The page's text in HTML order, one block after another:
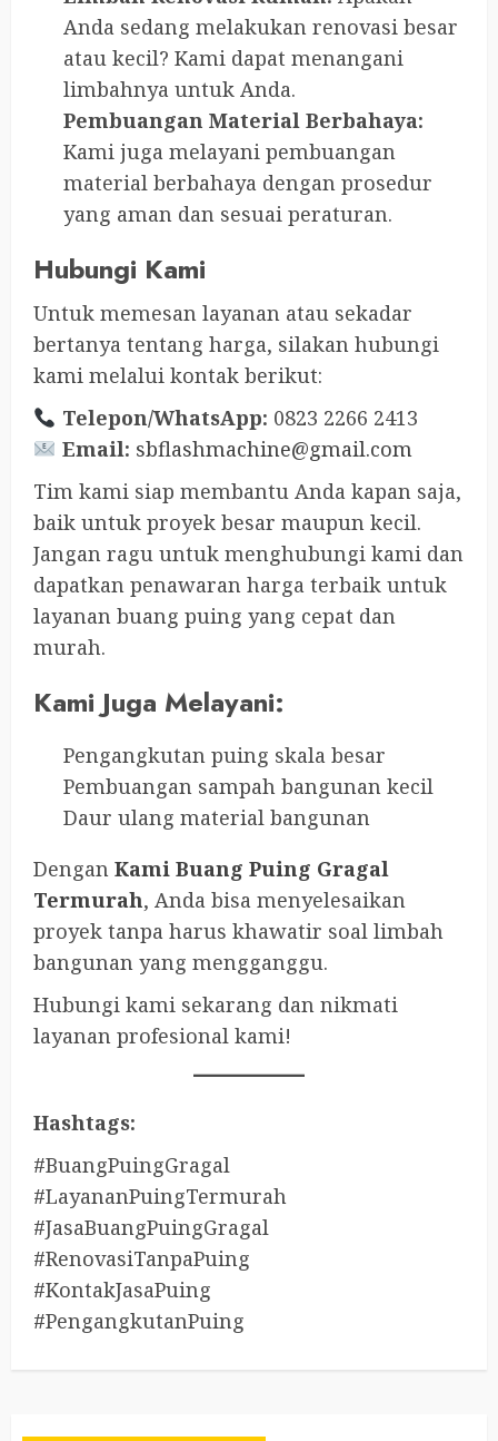
Anda sedang melakukan renovasi besar
atau kecil? Kami dapat menangani
limbahnya untuk Anda.
Pembuangan Material Berbahaya:
Kami juga melayani pembuangan
material berbahaya dengan prosedur
yang aman dan sesuai peraturan.
Hubungi Kami
Untuk memesan layanan atau sekadar
bertanya tentang harga, silakan hubungi
kami melalui kontak berikut:
Telepon/WhatsApp: 0823 2266 2413
Email: sbflashmachine@gmail.com
Tim kami siap membantu Anda kapan saja,
baik untuk proyek besar maupun kecil.
Jangan ragu untuk menghubungi kami dan
dapatkan penawaran harga terbaik untuk
layanan buang puing yang cepat dan
murah.
Kami Juga Melayani:
Pengangkutan puing skala besar
Pembuangan sampah bangunan kecil
Daur ulang material bangunan
Dengan Kami Buang Puing Gragal
Termurah, Anda bisa menyelesaikan
proyek tanpa harus khawatir soal limbah
bangunan yang mengganggu.
Hubungi kami sekarang dan nikmati
layanan profesional kami!
Hashtags:
#BuangPuingGragal
#LayananPuingTermurah
#JasaBuangPuingGragal
#RenovasiTanpaPuing
#KontakJasaPuing
#PengangkutanPuing